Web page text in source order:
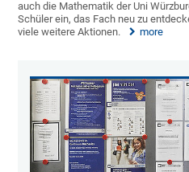
auch die Mathematik der Uni
Schüler ein, das Fach neu zu
viele weitere Aktionen.
more